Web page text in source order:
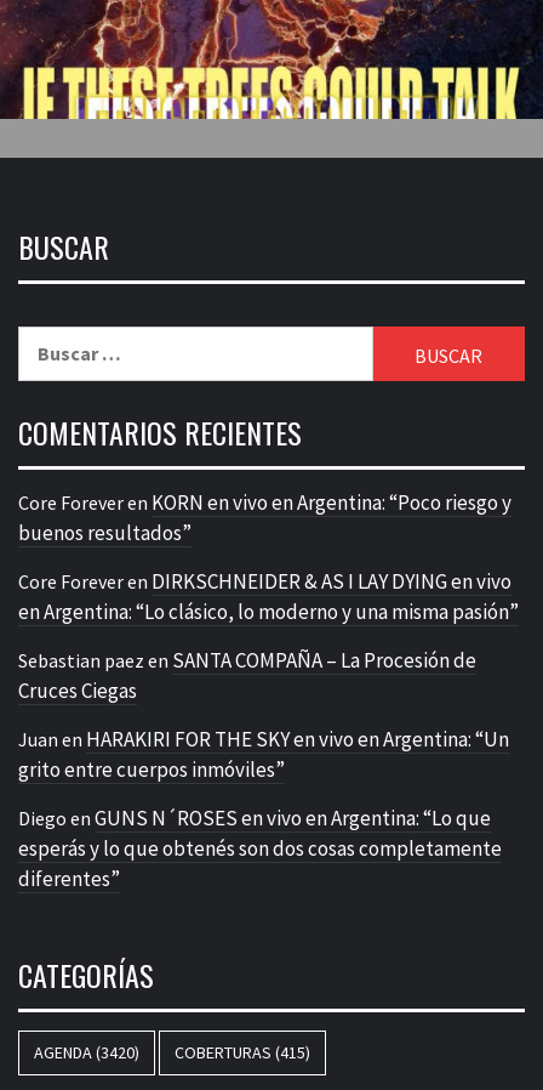
BUSCAR
COMENTARIOS RECIENTES
Core Foreveren KORN en vivo en Argentina: “Poco riesgo y
buenos resultados”
Core Foreveren DIRKSCHNEIDER & AS I LAY DYING en vivo
en Argentina: “Lo clásico, lo moderno y una misma pasión”
Sebastian paez en SANTA COMPAÑA – La Procesión de
Cruces Ciegas
Juan en HARAKIRI FOR THE SKY en vivo en Argentina: “Un
grito entre cuerpos inmóviles”
Diego en GUNS N´ROSES en vivo en Argentina: “Lo que
esperás y lo que obtenés son dos cosas completamente
diferentes”
CATEGORÍAS
AGENDA(3420) COBERTURAS (415)